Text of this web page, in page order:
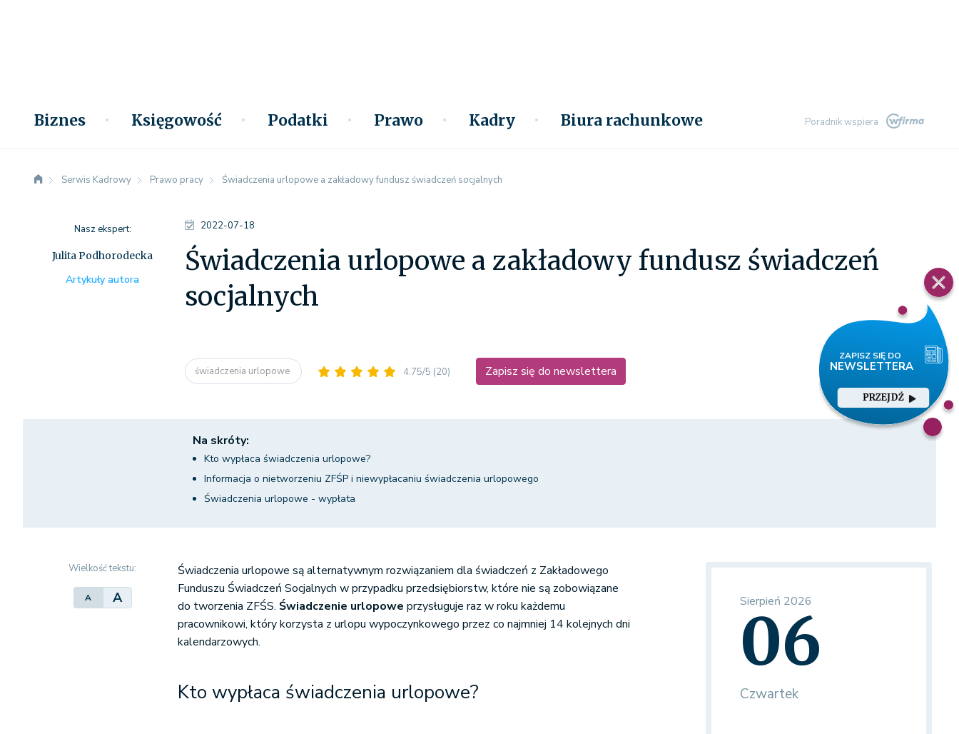
Biznes Księgowość Podatki Prawo Kadry Biura rachunkowe Poradnik wspiera
PRZEJDŹ
Serwis Kadrowy Prawo pracy Świadczenia urlopowe a zakładowy fundusz świadczeń socjalnych
2022-07-18
Świadczenia urlopowe a zakładowy fundusz świadczeń
socjalnych
świadczenia urlopowe 4.75/5 (20) Zapisz się do newslettera
Nasz ekspert:
Julita Podhorodecka
Artykuły autora
Na skróty:
Kto wypłaca świadczenia urlopowe?
Informacja o nietworzeniu ZFŚP i niewypłacaniu świadczenia urlopowego
Świadczenia urlopowe - wypłata
Wielkość tekstu:
A A
Świadczenia urlopowe są alternatywnym rozwiązaniem dla świadczeń z Zakładowego
Funduszu Świadczeń Socjalnych w przypadku przedsiębiorstw, które nie są zobowiązane
do tworzenia ZFŚS.Świadczenie urlopowe przysługuje raz w roku każdemu
pracownikowi, który korzysta z urlopu wypoczynkowego przez co najmniej 14 kolejnych dni
kalendarzowych.
Kto wypłaca świadczenia urlopowe?
Sierpień 2026
06
Czwartek